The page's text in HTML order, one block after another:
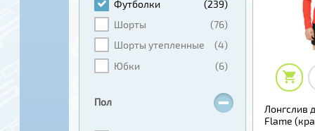
Футболки
(239)
Шорты
(76)
Шорты утепленные
(4)
Юбки
(6)
Пол
Лонгслив
Flame